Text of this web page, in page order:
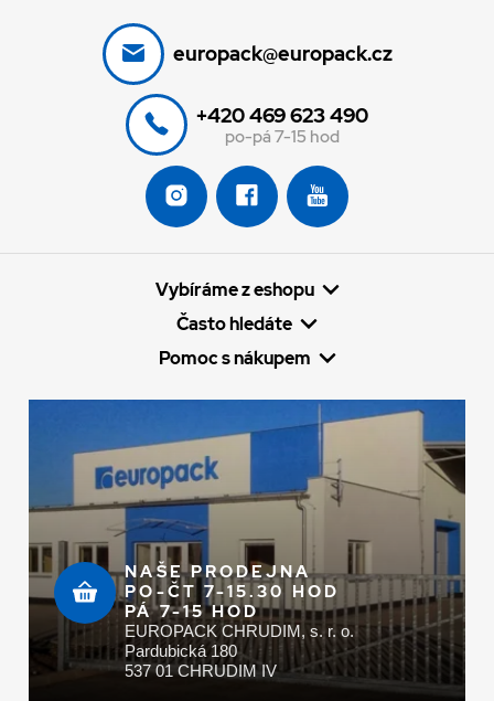
europack@europack.cz
+420 469 623 490
po-pá 7-15 hod
Vybíráme z eshopu
Často hledáte
Pomoc s nákupem
NAŠE PRODEJNA
PO-ČT 7-15.30 HOD
PÁ 7-15 HOD
EUROPACK CHRUDIM, s. r. o.
Pardubická 180
537 01 CHRUDIM IV